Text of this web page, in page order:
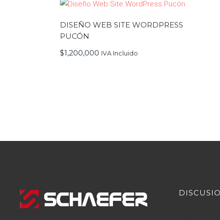
DISEÑO WEB SITE WORDPRESS
PUCÓN
$1,200,000 IVA Incluido